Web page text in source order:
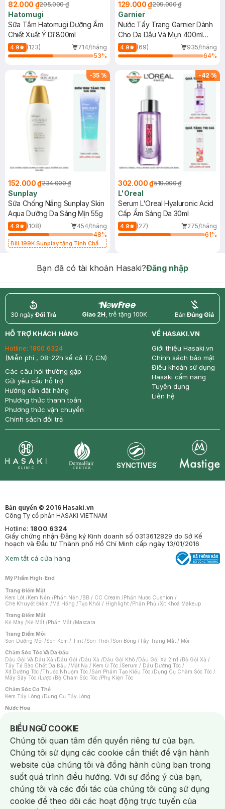
82.000 ₫205.000 ₫
Hatomugi
Sữa Tắm Hatomugi Dưỡng Ẩm
Chiết Xuất Ý Dĩ 800ml
4.9 (123)
714/tháng
53%
129.000 ₫209.000 ₫
Garnier
Nước Tẩy Trang Garnier Dành
Cho Da Dầu Và Mụn 400ml
(Mới)
4.9 (69)
935/tháng
64%
-35 %
152.000 ₫234.000 ₫
Sunplay
Sữa Chống Nắng Sunplay Skin
Aqua Dưỡng Da Sáng Mịn 55g
4.9 (108)
454/tháng
48%
Bill 199K Sunplay tặng Tinh Chất
-42 %
302.000 ₫519.000 ₫
L'Oreal
Serum L'Oreal Hyaluronic Acid
Cấp Ẩm Sáng Da 30ml
4.9 (27)
275/tháng
61%
Bạn đã có tài khoản Hasaki?Đăng nhập
return nowfree price
HỖ TRỢ KHÁCH HÀNG
Hotline: 1800 6324
(Miễn phí , 08-22h kể cả T7, CN)
Các câu hỏi thường gặp
Gửi yêu cầu hỗ trợ
Hướng dẫn đặt hàng
Phương thức thanh toán
Phương thức vận chuyển
Chính sách đổi trả
VỀ HASAKI.VN
Giới thiệu Hasaki.vn
Chính sách bảo mật
Điều khoản sử dụng
Hasaki cẩm nang
Tuyển dụng
Liên hệ
Bản quyền © 2016 Hasaki.vn
Công Ty cổ phần HASAKI VIETNAM
Hotline: 1800 6324
Giấy chứng nhận Đăng ký Kinh doanh số 0313612829 do Sở Kế
hoạch và Đầu tư Thành phố Hồ Chí Minh cấp ngày 13/01/2016
Xem tất cả cửa hàng
Mỹ Phẩm High-End
Trang Điểm Mặt
Kem Lót /Kem Nền /Phấn Nền /BB / CC Cream /Phấn Nước Cushion /
Che Khuyết Điểm /Má Hồng /Tạo Khối / Highlight /Phấn Phủ /Xịt Khoá Makeup
Trang Điểm Mắt
Kẻ Mày /Kẻ Mắt /Phấn Mắt /Mascara
Trang Điểm Môi
Son Dưỡng Môi /Son Kem / Tint /Son Thỏi /Son Bóng /Tẩy Trang Mắt / Môi
Chăm Sóc Tóc Và Da Đầu
Dầu Gội Và Dầu Xả /Dầu Gội /Dầu Xả /Dầu Gội Khô /Dầu Gội Xả 2in1 /Bộ Gội Xả /
Tẩy Tế Bào Chết Da Đầu /Mặt Nạ / Kem Ủ Tóc /Serum / Dầu Dưỡng Tóc /
Xịt Dưỡng Tóc /Thuốc Nhuộm Tóc /Sản Phẩm Tạo Kiểu Tóc /Dụng Cụ Chăm Sóc Tóc /
Máy Sấy Tóc /Lược /Bộ Chăm Sóc Tóc /Phụ Kiện Tóc
Chăm Sóc Cơ Thể
Kem Tẩy Lông /Dụng Cụ Tẩy Lông
Nước Hoa
Nước Hoa Nữ
Chăm Sóc Cá Nhân
Chống Muỗi /Khẩu Trang /Máy Massage/Mặt Nạ Xông Hơi /Nước Rửa Tay/
Sản Phẩm Chăm Sóc Khác /Bàn Chải Đánh Răng /Bàn Chải Điện/
Hỗ Trợ Trắng Răng/Kem Đánh Răng /Máy Tăm Nước/ Nước Súc Miệng/
Tăm / Chỉ Nha Khoa/ Xịt Thơm Miệng / Dung Dịch Vệ Sinh/Dưỡng Vùng Kín/
Khăn Ướt Vệ Sinh Vùng Kín/Băng Vệ Sinh/Tampon/Bọt Cạo Râu /Dao Cạo Râu/
Máy Cạo Râu
Vấn Đề Về Da
Da Dầu / Lỗ Chân Lông To/ Da Khô / Mất Nước/ Da Lão Hóa/ Da Mụn/
Da Nhạy Cảm / Kích Ứng
Da Xỉn Màu Thâm / Nám / Tàn Nhang
Quầng Thâm & Bọng Mắt /Sẹo /Viêm Da Cơ Địa
BIỂU NGỮ COOKIE
Notice about cookies usage
Chúng tôi quan tâm đến quyền riêng tư của bạn.
Chúng tôi sử dụng các cookie cần thiết để vận hành
website của chúng tôi và đồng hành cùng bạn trong
suốt quá trình điều hướng. Với sự đồng ý của bạn,
chúng tôi và các đối tác của chúng tôi cũng sử dụng
cookie để theo dõi các hoạt động trực tuyến của